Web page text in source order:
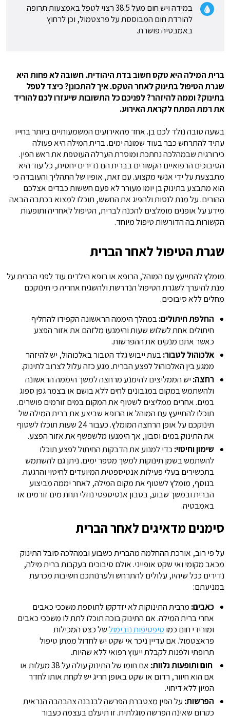
במידה ויש חום מעל 38.5 רצוי לטפל באמצעות תרופה
להורדת חום המבוססת על פרצטמול, וכן לרחוץ
באמבטיה פושרת.
ברית המילה היא טקס חשוב בדת היהודית. חשובה לא פחות היא
שגרת הטיפול בתינוק לאחר הטקס. איך להתכונן? כיצד לטפל
בתינוק? וממה להיזהר? לפניכם כל התשובות שיעזרו לכם להוריד
את רמת המתח לקראתהאירוע.
בשעה טובה נולד לכם בן. אחד מהאירועים המשמעותיים ביותר בחייו
עתיד להתרחש כבר בעוד שמונה ימים. ברית המילה היא פעולה
כירורגית שבמהלכה נחתכת ומוסרת הערלה העוטפת את ראש הפין.
הסיבוכים הרפואיים הקשורים בברית הם נדירים יחסית, כל עוד היא
מתבצעת על ידי אנשי מקצוע. עם זאת, אופיו של התהליך והעובדה כי
הוא מתבצע בתינוק בן יומו מעורר לא פעם חששות כבדים אצלכם
ההורים. על מנת לנסות ולהפיג את החשש, תוכלו למצוא בכתבה הבאה
מידע על אופנים מומלצים להכנה לברית, הטיפול לאחריה ותופעות
הקשורות בה הדורשות טיפול מיוחד.
שגרת הטיפול לאחר הברית
מומלץ להתייעץ עם המוהל, הרופא או רופא הילדים עוד לפני הברית על
מנת להיערך לשגרת הטיפול הנדרשת ולהשגיח אחריה כי תינוקכם
מחלים ללא סיבוכים.
החלפת חיתולים:במהלך היממה הראשונה הקפידו להחליף
חיתולים אחת לשלוש שעות והימנעו מלזהם את אזור הפצע
כאשר אתם מנקים את ההפרשות.
אלכוהול לטבור:בעת ייבוש גלד הטבור באלכוהול, יש להיזהר
ממגע בין האלכוהול לפצע הברית. מגע כזה עלול לצרוב לתינוק.
רחצה: יש הממליצים להימנע מרחצה למשך היממה הראשונה
ולהשתמש במקום במגבונים לחים ללא בושם או בצמר גפן ספוג
במים. אחרים ממליצים לשטוף את המקום במים זורמים פושרים.
תוכלו להתייעץ עם המוהל או הרופא שביצע את ברית המילה של
תינוקכם על אופן הרחצה המומלץ. כעבור 24 שעות תוכלו לשטוף
את התינוק במים וסבון, אך הימנעו מלשפשף את אזור הפצע.
שימון וחיטוי: כדי למנוע את הדבקות החיתול לפצע תוכלו
להשתמש בשמן תינוקות למשך מספר ימים. ניתן גם להשתמש
בתכשירים בעלי פעילות אנטיספטית המיועדים לחיטוי והרגעה.
בנוסף, מומלץ לשטוף את מקום המילה, לאחר יממה מביצוע
הברית ובמשך שבוע, בסבון אנטיספטי נוזלי תחת מים זורמים או
באמבטיה.
סימנים מדאיגים לאחר הברית
על פי רוב, אורכת ההחלמה מהברית כשבוע ובמהלכה סובל התינוק
מכאב מקומי ואי שקט אופייני. אולם סיבוכים בעקבות ברית מילה,
נדירים ככל שיהיו, עלולים להתרחש ולערנותכם חשיבות מכרעת
במניעתם:
כאבים: מרבית התינוקות לא יזדקקו לתוספת משככי כאבים
אחרי ברית המילה. אם התינוק בוכה תוכלו לתת לו משככי כאבים
ומורידי חום כמו טיפטיפות נובימולשל כצט המכילות
פראצטמול. אם עדיין ניכר אי שקט יש לחדול ממתן טיפול
תרופתי ולפנות לקבלת ייעוץ רפואי ללא שהיות.
חום ותופעות נלוות:
אם חומו של התינוק עולה על 38 מעלות או
אם הוא חיוור, רדום או שקט באופן חריג יש לקחת אותו לחדר
המיון ללא דיחוי.
הפרשות: על הפין מצטברת הפרשה לבנבנה צהבהבה הנראית
כקרום שאינה הפרשה מוגלתית. זו תיעלם בעצמה כעבור